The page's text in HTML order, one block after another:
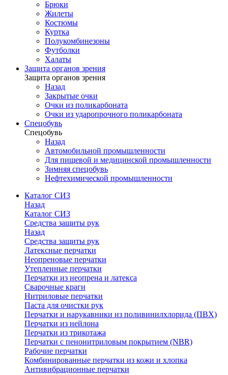
Брюки
Жилеты
Костюмы
Куртка
Полукомбинезоны
Футболки
Халаты
Защита органов зрения
Защита органов зрения
Назад
Закрытые очки
Очки из поликарбоната
Очки из ударопрочного поликарбоната
Спецобувь
Спецобувь
Назад
Автомобильной промышленности
Для пищевой и медицинской промышленности
Зимняя спецобувь
Нефтехимической промышленности
Каталог СИЗ
Назад
Каталог СИЗ
Средства защиты рук
Назад
Средства защиты рук
Латексные перчатки
Неопреновые перчатки
Утепленные перчатки
Перчатки из неопрена и латекса
Сварочные краги
Нитриловые перчатки
Паста для очистки рук
Перчатки и нарукавники из поливинилхлорида (ПВХ)
Перчатки из нейлона
Перчатки из трикотажа
Перчатки с пенонитриловым покрытием (NBR)
Рабочие перчатки
Комбинированные перчатки из кожи и хлопка
Антивибрационные перчатки